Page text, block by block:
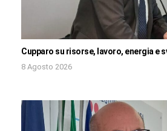
Cupparo su risorse, lavoro, energia e
8 Agosto 2026